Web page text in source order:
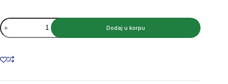
Danfoss
018F8701
količina
Dodaj u korpu